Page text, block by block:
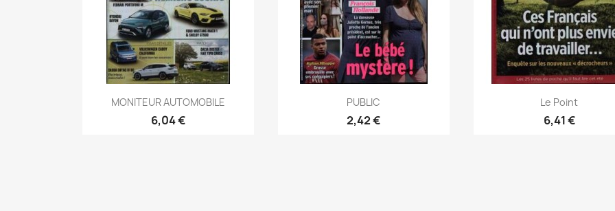
Aperçu rapide
MONITEUR AUTOMOBILE
6,04 €
Aperçu rapide
PUBLIC
2,42 €
Aperçu rapide
Le Point
6,41 €